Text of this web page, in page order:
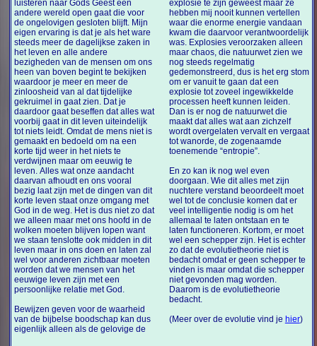
luisteren naar Gods Geest een
andere wereld open gaat die voor
de ongelovigen gesloten blijft. Mijn
eigen ervaring is dat je als het ware
steeds meer de dagelijkse zaken in
het leven en alle andere
bezigheden van de mensen om ons
heen van boven begint te bekijken
waardoor je meer en meer de
zinloosheid van al dat tijdelijke
gekruimel in gaat zien. Dat je
daardoor gaat beseffen dat alles wat
voorbij gaat in dit leven uiteindelijk
tot niets leidt. Omdat de mens niet is
gemaakt en bedoeld om na een
korte tijd weer in het niets te
verdwijnen maar om eeuwig te
leven. Alles wat onze aandacht
daarvan afhoudt en ons vooral
bezig laat zijn met de dingen van dit
korte leven staat onze omgang met
God in de weg. Het is dus niet zo dat
we alleen maar met ons hoofd in de
wolken moeten blijven lopen want
we staan tenslotte ook midden in dit
leven maar in ons doen en laten zal
wel voor anderen zichtbaar moeten
worden dat we mensen van het
eeuwige leven zijn met een
persoonlijke relatie met God.
Bewijzen geven voor de waarheid
van de bijbelse boodschap kan dus
eigenlijk alleen als de gelovige de
explosie te zijn geweest maar ze
hebben mij nooit kunnen vertellen
waar die enorme energie vandaan
kwam die daarvoor verantwoordelijk
was. Explosies veroorzaken alleen
maar chaos, die natuurwet zien we
nog steeds regelmatig
gedemonstreerd, dus is het erg stom
om er vanuit te gaan dat een
explosie tot zoveel ingewikkelde
processen heeft kunnen leiden.
Dan is er nog de natuurwet die
maakt dat alles wat aan zichzelf
wordt overgelaten vervalt en vergaat
tot wanorde, de zogenaamde
toenemende “entropie”.
En zo kan ik nog wel even
doorgaan. Wie dit alles met zijn
nuchtere verstand beoordeelt moet
wel tot de conclusie komen dat er
veel intelligentie nodig is om het
allemaal te laten ontstaan en te
laten functioneren. Kortom, er moet
wel een schepper zijn. Het is echter
zo dat de evolutietheorie niet is
bedacht omdat er geen schepper te
vinden is maar omdat die schepper
niet gevonden mag worden.
Daarom is de evolutietheorie
bedacht.
(Meer over de evolutie vind je hier)